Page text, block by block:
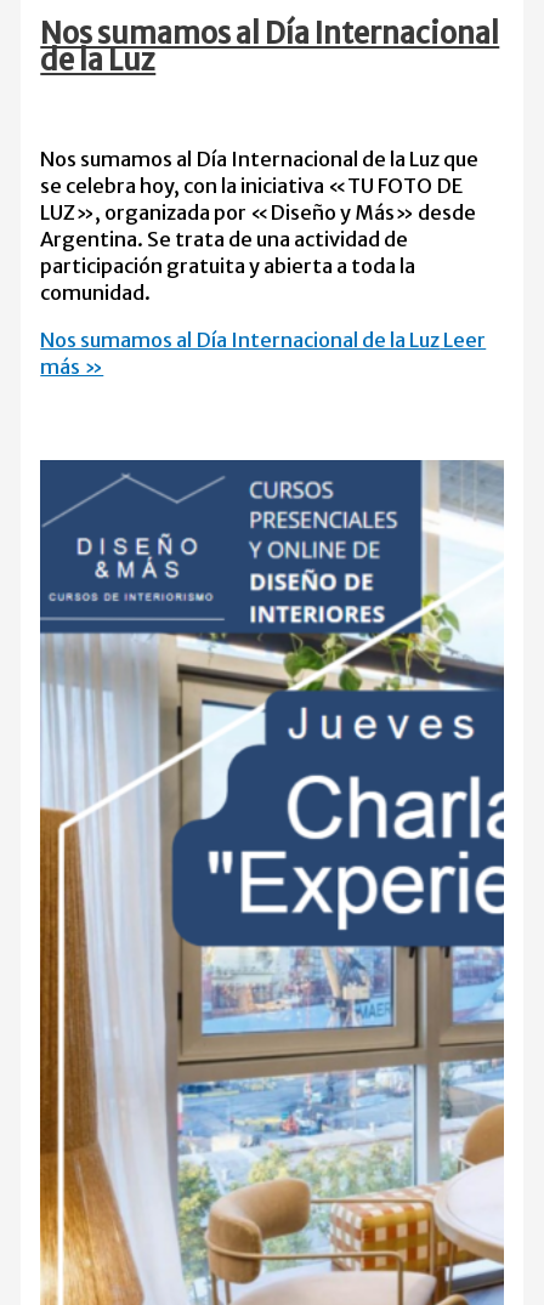
Nos sumamos al Día Internacional
de la Luz
Nos sumamos al Día Internacional de la Luz que
se celebra hoy, con la iniciativa «TU FOTO DE
LUZ», organizada por «Diseño y Más» desde
Argentina. Se trata de una actividad de
participación gratuita y abierta a toda la
comunidad.
Nos sumamos al Día Internacional de la Luz Leer
más »